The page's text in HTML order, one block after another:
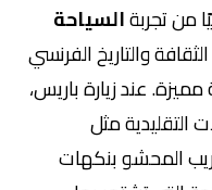
من تجربةالسياحة
والتاريخ الفرنسي
عند زيارة باريس،
التقليدية مثل
المحشو بنكهات